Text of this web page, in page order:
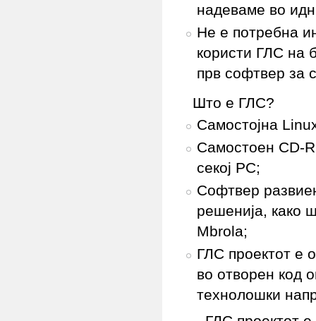
надеваме во
Не е потребна
користи ГЛС на
прв софтвер за
Што е ГЛС?
Самостојна
Самостоен CD-
секој PC;
Софтвер
решенија, како
Mbrola;
ГЛС проектот е
во отворен код
технолошки